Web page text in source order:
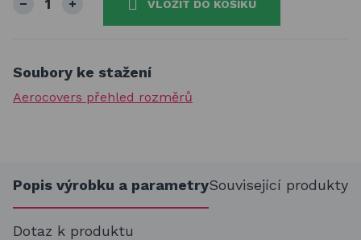
VLOŽIT DO KOŠÍKU
Soubory ke stažení
Aerocovers přehled rozměrů
Popis výrobku a parametrySouvisející produkty
Dotaz k produktu